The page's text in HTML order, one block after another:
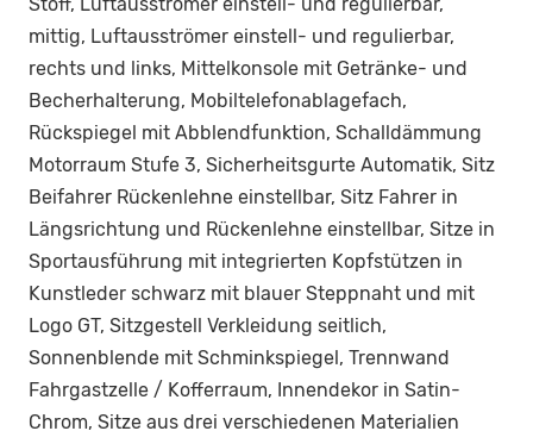
mittig, Luftausströmer einstell- und regulierbar,
rechts und links, Mittelkonsole mit Getränke- und
Becherhalterung, Mobiltelefonablagefach,
Rückspiegel mit Abblendfunktion, Schalldämmung
Motorraum Stufe 3, Sicherheitsgurte Automatik, Sitz
Beifahrer Rückenlehne einstellbar, Sitz Fahrer in
Längsrichtung und Rückenlehne einstellbar, Sitze in
Sportausführung mit integrierten Kopfstützen in
Kunstleder schwarz mit blauer Steppnaht und mit
Logo GT, Sitzgestell Verkleidung seitlich,
Sonnenblende mit Schminkspiegel, Trennwand
Fahrgastzelle / Kofferraum, Innendekor in Satin-
Chrom, Sitze aus drei verschiedenen Materialien